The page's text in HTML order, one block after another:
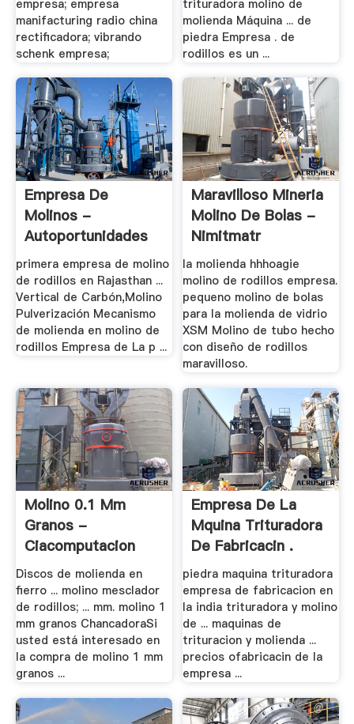
empresa; empresa
manifacturing radio china
rectificadora; vibrando
schenk empresa;
trituradora molino de
molienda Máquina ... de
piedra Empresa . de
rodillos es un ...
Empresa De
Molinos -
Autoportunidades
primera empresa de molino
de rodillos en Rajasthan ...
Vertical de Carbón,Molino
Pulverización Mecanismo
de molienda en molino de
rodillos Empresa de La p ...
Maravilloso Mineria
Molino De Bolas -
Nimitmatr
la molienda hhhoagie
molino de rodillos empresa.
pequeno molino de bolas
para la molienda de vidrio
XSM Molino de tubo hecho
con diseño de rodillos
maravilloso.
Molino 0.1 Mm
Granos -
Ciacomputacion
Discos de molienda en
fierro ... molino mesclador
de rodillos; ... mm. molino 1
mm granos ChancadoraSi
usted está interesado en
la compra de molino 1 mm
granos ...
Empresa De La
Mquina Trituradora
De Fabricacin .
piedra maquina trituradora
empresa de fabricacion en
la india trituradora y molino
de ... maquinas de
trituracion y molienda ...
precios ofabricacin de la
empresa ...